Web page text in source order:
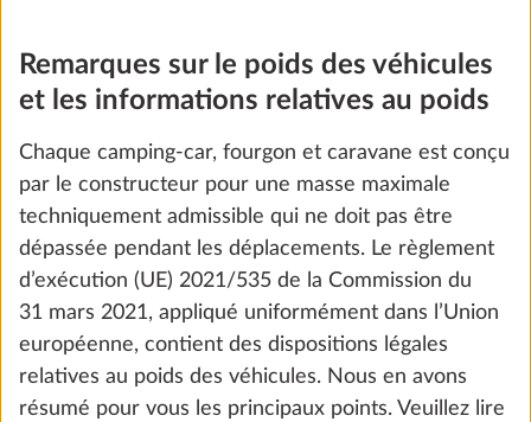
2 184 ccm, 103 kW / 180 ch, Euro 6 EB,
avec technologie Stop and Start et
pack ECO avec transmission automatique
Remarques sur le poids des véhicules
et les informations relatives au poids
Chaque camping-car, fourgon et caravane est conçu
par le constructeur pour une masse maximale
techniquement admissible qui ne doit pas être
dépassée pendant les déplacements. Le règlement
d’exécution (UE) 2021/535 de la Commission du
31 mars 2021, appliqué uniformément dans l’Union
européenne, contient des dispositions légales
relatives au poids des véhicules. Nous en avons
résumé pour vous les principaux points. Veuillez lire